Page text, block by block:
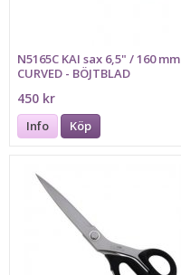
N5165C KAI sax 6,5" / 160 mm
CURVED - BÖJTBLAD
450 kr
Info Köp